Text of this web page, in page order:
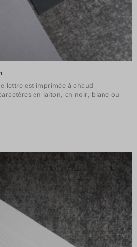
lettre est imprimée à chaud
en laiton, en noir, blanc ou